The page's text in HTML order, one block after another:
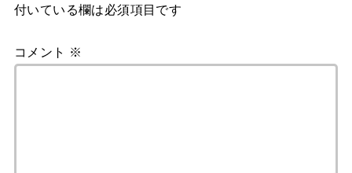
付いている欄は必須項目です
コメント ※